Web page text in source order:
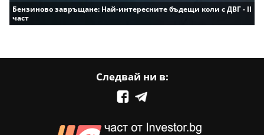
Бензиново завръщане: Най-интересните бъдещи коли с ДВГ - II
част
Следвай ни в: